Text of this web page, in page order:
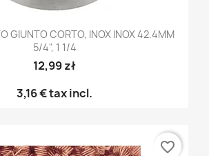
GIUNTO CORTO, INOX INOX 42.4MM
5/4", 1 1/4
12,99 zł
3,16 €tax incl.
favorite_border